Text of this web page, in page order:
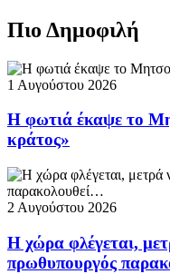
Πιο Δημοφιλή
1 Αυγούστου 2026
Η φωτιά έκαψε το
κράτος»
2 Αυγούστου 2026
Η χώρα φλέγεται,
πρωθυπουργός